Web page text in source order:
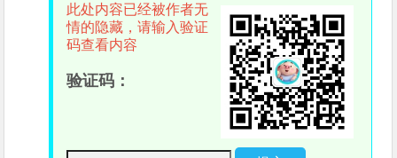
此处内容已经被作者无
情的隐藏，请输入验证
码查看内容
验证码：